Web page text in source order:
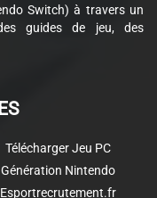
Switch) à travers un
guides de jeu, des
Télécharger Jeu PC
Génération Nintendo
Esportrecrutement.fr